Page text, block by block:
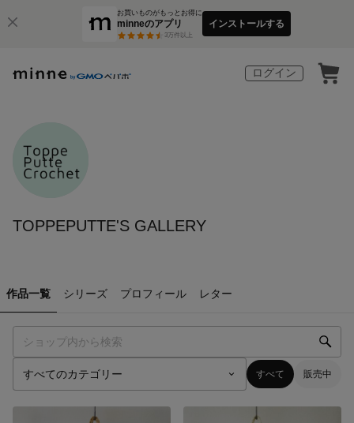
お買いものがもっとお得に
minneのアプリ
3万件以上
インストールする
ログイン
TOPPEPUTTE'S GALLERY
作品一覧 シリーズ プロフィール レター
すべて 販売中